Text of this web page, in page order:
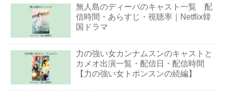
無人島のディーバのキャスト一覧 配
信時間・あらすじ・視聴率｜Netflix韓
国ドラマ
力の強い女カンナムスンのキャストと
カメオ出演一覧・配信日・配信時間
【力の強い女トボンスンの続編】